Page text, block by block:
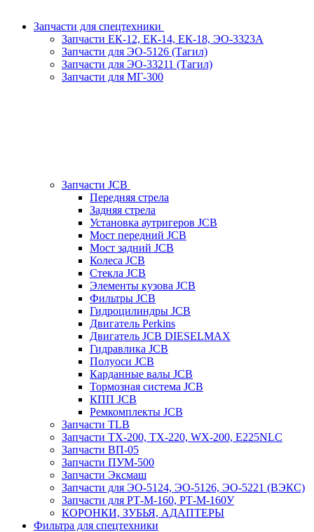
Запчасти для спецтехники
Запчасти ЕК-12, ЕК-14, ЕК-18, ЭО-3323А
Запчасти для ЭО-5126 (Тагил)
Запчасти для ЭО-33211 (Тагил)
Запчасти для МГ-300
Запчасти JCB
Передняя стрела
Задняя стрела
Установка аутригеров JCB
Мост передний JCB
Мост задний JCB
Колеса JCB
Стекла JCB
Элементы кузова JCB
Фильтры JCB
Гидроцилиндры JCB
Двигатель Perkins
Двигатель JCB DIESELMAX
Гидравлика JCB
Полуоси JCB
Карданные валы JCB
Тормозная система JCB
КПП JCB
Ремкомплекты JCB
Запчасти TLB
Запчасти TX-200, TX-220, WX-200, E225NLC
Запчасти ВП-05
Запчасти ПУМ-500
Запчасти Эксмаш
Запчасти для ЭО-5124, ЭО-5126, ЭО-5221 (ВЭКС)
Запчасти для РТ-М-160, РТ-М-160У
КОРОНКИ, ЗУБЬЯ, АДАПТЕРЫ
Фильтра для спецтехники